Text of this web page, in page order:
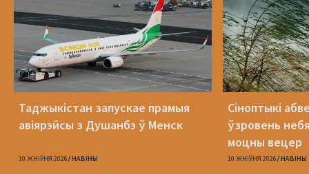
Таджыкістан запускае прамыя
авіярэйсы з Душанбэ ў Менск
10 ЖНІЎНЯ 2026 НАВІНЫ
Сіноптыкі
ўзровень
моцны вецер
10 ЖНІЎНЯ 2026 НАВІНЫ